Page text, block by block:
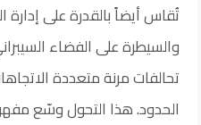
تُقاس أيضاً بالقدرة على
والسيطرة على الفضاء
تحالفات مرنة متعددة
الحدود. هذا التحول وسّع